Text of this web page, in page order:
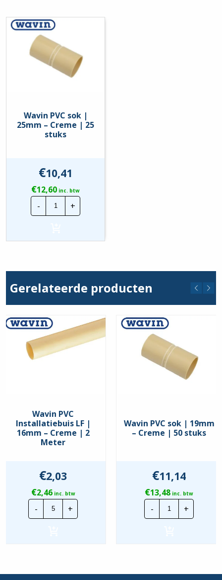
RAL-nummer
Uitvoering
brandvertragend
Wavin PVC sok |
25mm – Creme | 25
stuks
€10,41
€12,60 inc. btw
-
Wavin
PVC
sok
-
stuks
+
Gerelateerde producten
Wavin PVC
Installatiebuis LF |
16mm – Creme | 2
Meter
€2,03
€2,46inc. btw
-
Wavin
PVC
Installatiebuis
2
+
Wavin PVC sok | 19mm
– Creme | 50 stuks
€11,14
€13,48 inc. btw
-
Wavin
PVC
sok
stuks
+